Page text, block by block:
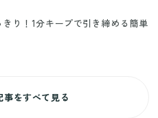
り！1分キープで引き締める簡単
事をすべて見る